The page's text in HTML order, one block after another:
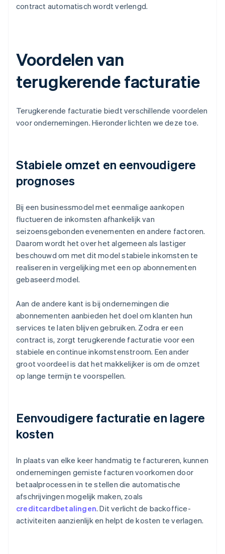
contract automatisch wordt verlengd.
Voordelen van
terugkerende facturatie
Terugkerende facturatie biedt verschillende voordelen
voor ondernemingen. Hieronder lichten we deze toe.
Stabiele omzet en eenvoudigere
prognoses
Bij een businessmodel met eenmalige aankopen
fluctueren de inkomsten afhankelijk van
seizoensgebonden evenementen en andere factoren.
Daarom wordt het over het algemeen als lastiger
beschouwd om met dit model stabiele inkomsten te
realiseren in vergelijking met een op abonnementen
gebaseerd model.
Aan de andere kant is bij ondernemingen die
abonnementen aanbieden het doel om klanten hun
services te laten blijven gebruiken. Zodra er een
contract is, zorgt terugkerende facturatie voor een
stabiele en continue inkomstenstroom. Een ander
groot voordeel is dat het makkelijker is om de omzet
op lange termijn te voorspellen.
Eenvoudigere facturatie en lagere
kosten
In plaats van elke keer handmatig te factureren, kunnen
ondernemingen gemiste facturen voorkomen door
betaalprocessen in te stellen die automatische
afschrijvingen mogelijk maken, zoals
creditcardbetalingen. Dit verlicht de backoffice-
activiteiten aanzienlijk en helpt de kosten te verlagen.